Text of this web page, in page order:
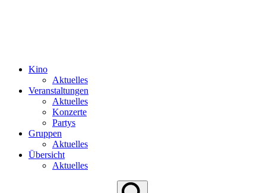
Kino
Aktuelles
Veranstaltungen
Aktuelles
Konzerte
Partys
Gruppen
Aktuelles
Übersicht
Aktuelles